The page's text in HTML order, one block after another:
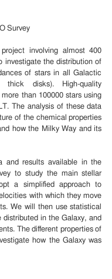
Survey
involving almost 400
investigate the distribution of
of stars in all Galactic
disks). High-quality
than 100000 stars using
The analysis of these data
of the chemical properties
how the Milky Way and its
and results available in the
to study the main stellar
a simplified approach to
with which they move
We will then use statistical
in the Galaxy, and
The different properties of
how the Galaxy was